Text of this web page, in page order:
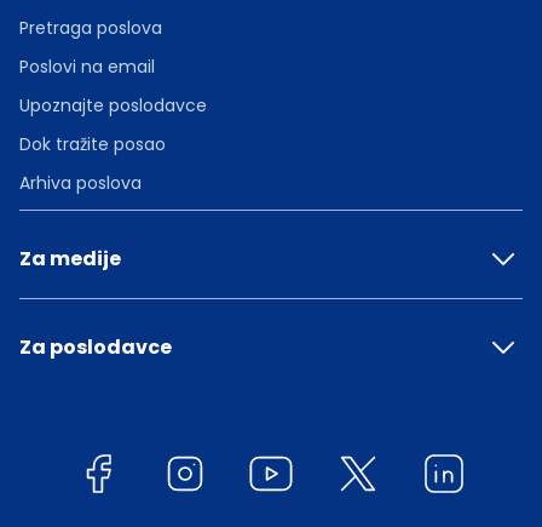
Pretraga poslova
Poslovi na email
Upoznajte poslodavce
Dok tražite posao
Arhiva poslova
Za medije
Za poslodavce